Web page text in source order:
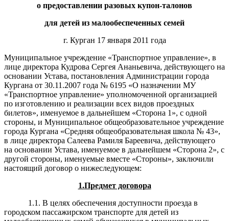
о предоставлении разовых купон-талонов
для детей из малообеспеченных семей
г. Курган 17 января 2011 года
Муниципальное учреждение «Транспортное управление», в
лице директора Кудрова Сергея Ананьевича, действующего на
основании Устава, постановления Администрации города
Кургана от 30.11.2007 года № 6195 «О назначении МУ
«Транспортное управление» уполномоченной организацией
по изготовлению и реализации всех видов проездных
билетов», именуемое в дальнейшем «Сторона 1», с одной
стороны, и Муниципальное общеобразовательное учреждение
города Кургана «Средняя общеобразовательная школа № 43»,
в лице директора Салеева Рамиля Бареевича, действующего
на основании Устава, именуемое в дальнейшем «Сторона 2», с
другой стороны, именуемые вместе «Стороны», заключили
настоящий договор о нижеследующем:
1.Предмет договора
1.1. В целях обеспечения доступности проезда в
городском пассажирском транспорте для детей из